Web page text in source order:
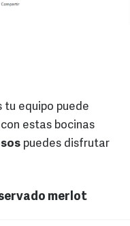
tu equipo puede
estas bocinas
puedes disfrutar
merlot